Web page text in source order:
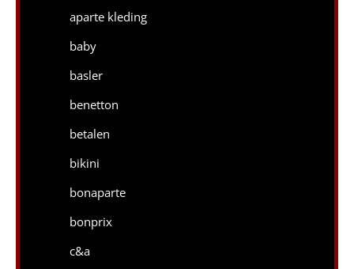
aparte kleding
baby
basler
benetton
betalen
bikini
bonaparte
bonprix
c&a